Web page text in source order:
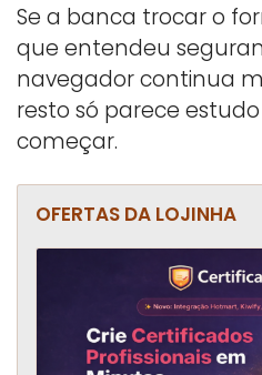
Se a banca trocar o
que entendeu
navegador continua
resto só parece
começar.
OFERTAS DA LOJINHA